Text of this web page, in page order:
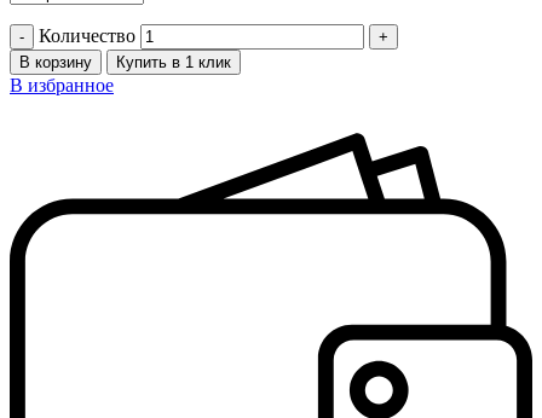
Количество
В корзину Купить в 1 клик
В избранное